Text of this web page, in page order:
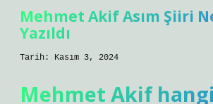
Mehmet Akif Asım Şiiri
Yazıldı
Tarih: Kasım 3, 2024
Mehmet Akif